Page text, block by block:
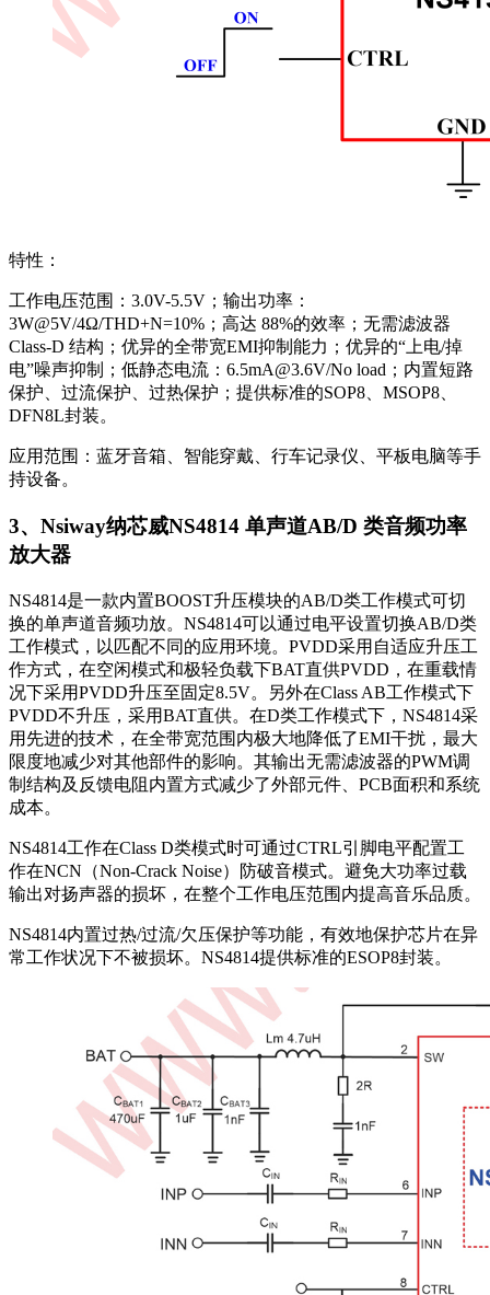
特性：
工作电压范围：3.0V-5.5V；输出功率：
3W@5V/4Ω/THD+N=10%；高达 88%的效率；无需滤波器
Class-D 结构；优异的全带宽EMI抑制能力；优异的“上电/掉
电”噪声抑制；低静态电流：6.5mA@3.6V/No load；内置短路
保护、过流保护、过热保护；提供标准的SOP8、MSOP8、
DFN8L封装。
应用范围：蓝牙音箱、智能穿戴、行车记录仪、平板电脑等手
持设备。
3、Nsiway纳芯威NS4814 单声道AB/D 类音频功率
放大器
NS4814是一款内置BOOST升压模块的AB/D类工作模式可切
换的单声道音频功放。NS4814可以通过电平设置切换AB/D类
工作模式，以匹配不同的应用环境。PVDD采用自适应升压工
作方式，在空闲模式和极轻负载下BAT直供PVDD，在重载情
况下采用PVDD升压至固定8.5V。另外在Class AB工作模式下
PVDD不升压，采用BAT直供。在D类工作模式下，NS4814采
用先进的技术，在全带宽范围内极大地降低了EMI干扰，最大
限度地减少对其他部件的影响。其输出无需滤波器的PWM调
制结构及反馈电阻内置方式减少了外部元件、PCB面积和系统
成本。
NS4814工作在Class D类模式时可通过CTRL引脚电平配置工
作在NCN（Non-Crack Noise）防破音模式。避免大功率过载
输出对扬声器的损坏，在整个工作电压范围内提高音乐品质。
NS4814内置过热/过流/欠压保护等功能，有效地保护芯片在异
常工作状况下不被损坏。NS4814提供标准的ESOP8封装。